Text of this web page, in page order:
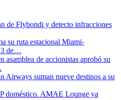
de Flybondi y detecto infracciones
su ruta estacional Miami-
3 de…
asamblea de accionistas aprobó su
Airways suman nueve destinos a su
doméstico. AMAE Lounge ya